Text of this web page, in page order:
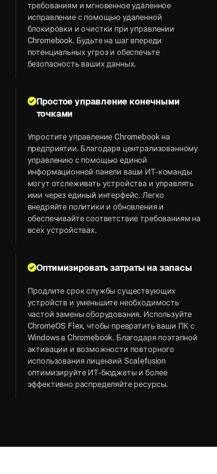
требованиям и мгновенное удаленное
исправление с помощью удаленной
блокировки и очистки при управлении
Chromebook. Будьте на шаг впереди
потенциальных угроз и обеспечьте
безопасность ваших данных.
Простое управление конечными
точками
Упростите управление Chromebook на
предприятии. Благодаря централизованному
управлению с помощью единой
информационной панели ваши ИТ-команды
могут отслеживать устройства и управлять
ими через единый интерфейс. Легко
внедряйте политики и обновления и
обеспечивайте соответствие требованиям на
всех устройствах.
Оптимизировать затраты на запасы
Продлите срок службы существующих
устройств и уменьшите необходимость
частой замены оборудования. Используйте
ChromeOS Flex, чтобы превратить ваши ПК с
Windows в Chromebook. Благодаря поэтапной
активации и возможности повторного
использования лицензий Scalefusion
оптимизируйте ИТ-бюджеты и более
эффективно распределяйте ресурсы.